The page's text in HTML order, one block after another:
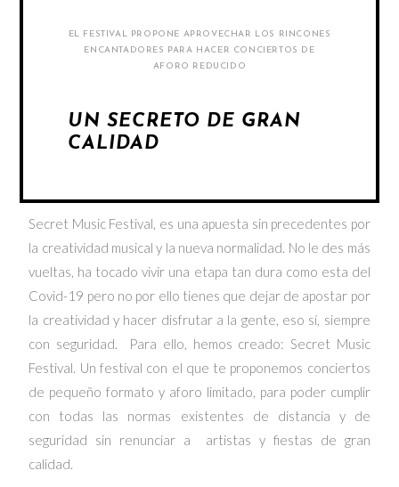
EL FESTIVAL PROPONE APROVECHAR LOS RINCONES
ENCANTADORES PARA HACER CONCIERTOS DE
AFORO REDUCIDO
UN SECRETO DE GRAN
CALIDAD
Secret Music Festival, es una apuesta sin precedentes por
la creatividad musical y la nueva normalidad. No le des más
vueltas, ha tocado vivir una etapa tan dura como esta del
Covid-19 pero no por ello tienes que dejar de apostar por
la creatividad y hacer disfrutar a la gente, eso sí, siempre
con seguridad. Para ello, hemos creado: Secret Music
Festival. Un festival con el que te proponemos conciertos
de pequeño formato y aforo limitado, para poder cumplir
con todas las normas existentes de distancia y de
seguridad sin renunciar a artistas y fiestas de gran
calidad.